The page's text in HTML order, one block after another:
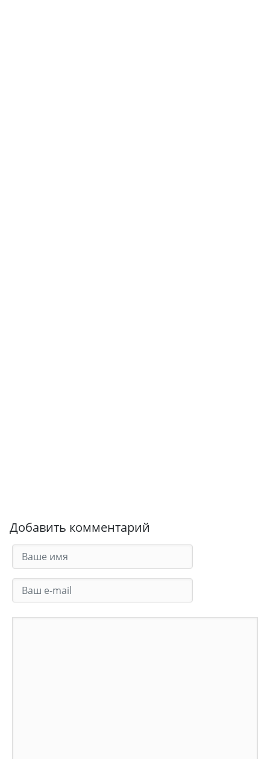
Добавить комментарий